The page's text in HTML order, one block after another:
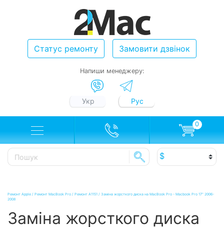
Статус ремонту Замовити дзвінок
Напиши менеджеру:
Укр Рус
0
Ремонт Apple / Ремонт MacBook Pro / Ремонт A1151 / Заміна жорсткого диска на MacBook Pro - Macbook Pro 17" 2006-
2008
Заміна жорсткого диска